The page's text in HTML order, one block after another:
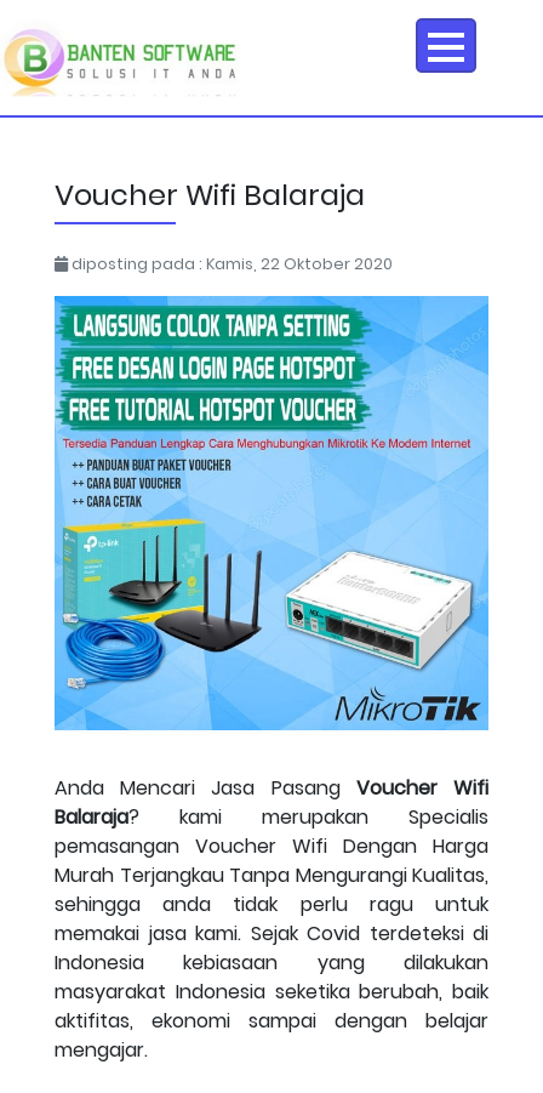
Voucher Wifi Balaraja
diposting pada : Kamis, 22 Oktober 2020
Anda Mencari Jasa Pasang Voucher Wifi
Balaraja? kami merupakan Specialis
pemasangan Voucher Wifi Dengan Harga
Murah Terjangkau Tanpa Mengurangi Kualitas,
sehingga anda tidak perlu ragu untuk
memakai jasa kami. Sejak Covid terdeteksi di
Indonesia kebiasaan yang dilakukan
masyarakat Indonesia seketika berubah, baik
aktifitas, ekonomi sampai dengan belajar
mengajar.